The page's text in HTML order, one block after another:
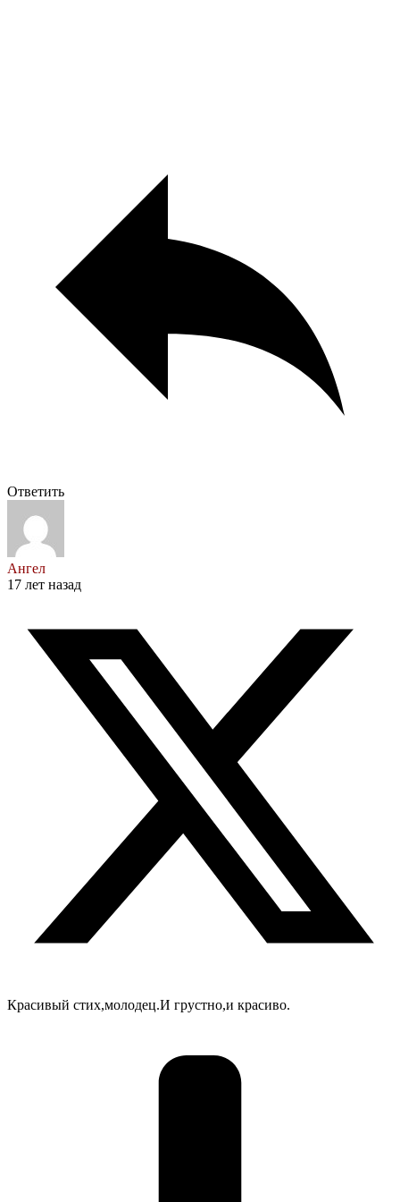
Ответить
Ангел
17 лет назад
Красивый стих,молодец.И грустно,и красиво.